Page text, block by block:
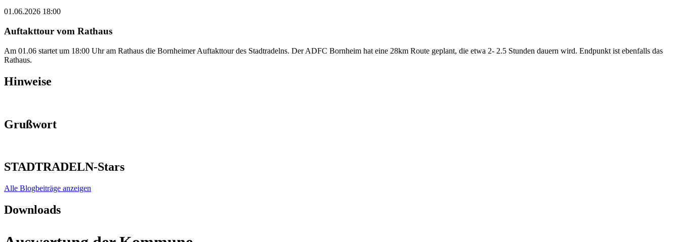
01.06.2026 18:00
Auftakttour vom Rathaus
Am 01.06 startet um 18:00 Uhr am Rathaus die Bornheimer Auftakttour des Stadtradelns. Der ADFC Bornheim hat eine 28km Route geplant, die etwa 2- 2.5 Stunden dauern wird. Endpunkt ist ebenfalls das
Rathaus.
Hinweise
Grußwort
STADTRADELN-Stars
Alle Blogbeiträge anzeigen
Downloads